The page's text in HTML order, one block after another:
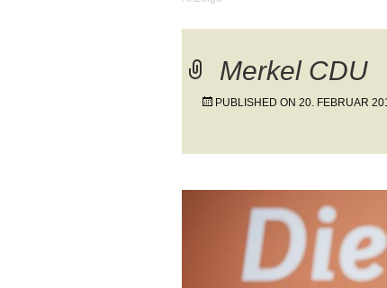
Merkel CDU
PUBLISHED ON 20. FEBRUAR